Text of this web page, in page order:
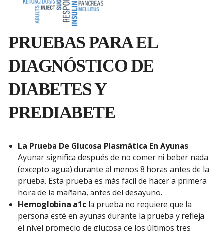
PRUEBAS PARA EL
DIAGNÓSTICO DE
DIABETES Y
PREDIABETE
La Prueba De Glucosa Plasmática En Ayunas
Ayunar significa después de no comer ni beber nada
(excepto agua) durante al menos 8 horas antes de la
prueba. Esta prueba es más fácil de hacer a primera
hora de la mañana, antes del desayuno.
Hemoglobina a1c la prueba no requiere que la
persona esté en ayunas durante la prueba y refleja
el nivel promedio de glucosa de los últimos tres